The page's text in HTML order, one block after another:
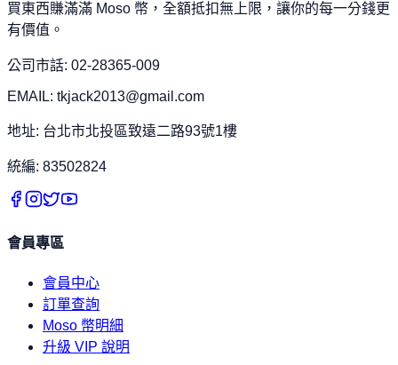
買東西賺滿滿 Moso 幣，全額抵扣無上限，讓你的每一分錢更
有價值。
公司市話: 02-28365-009
EMAIL: tkjack2013@gmail.com
地址: 台北市北投區致遠二路93號1樓
統編: 83502824
會員專區
會員中心
訂單查詢
Moso 幣明細
升級 VIP 說明